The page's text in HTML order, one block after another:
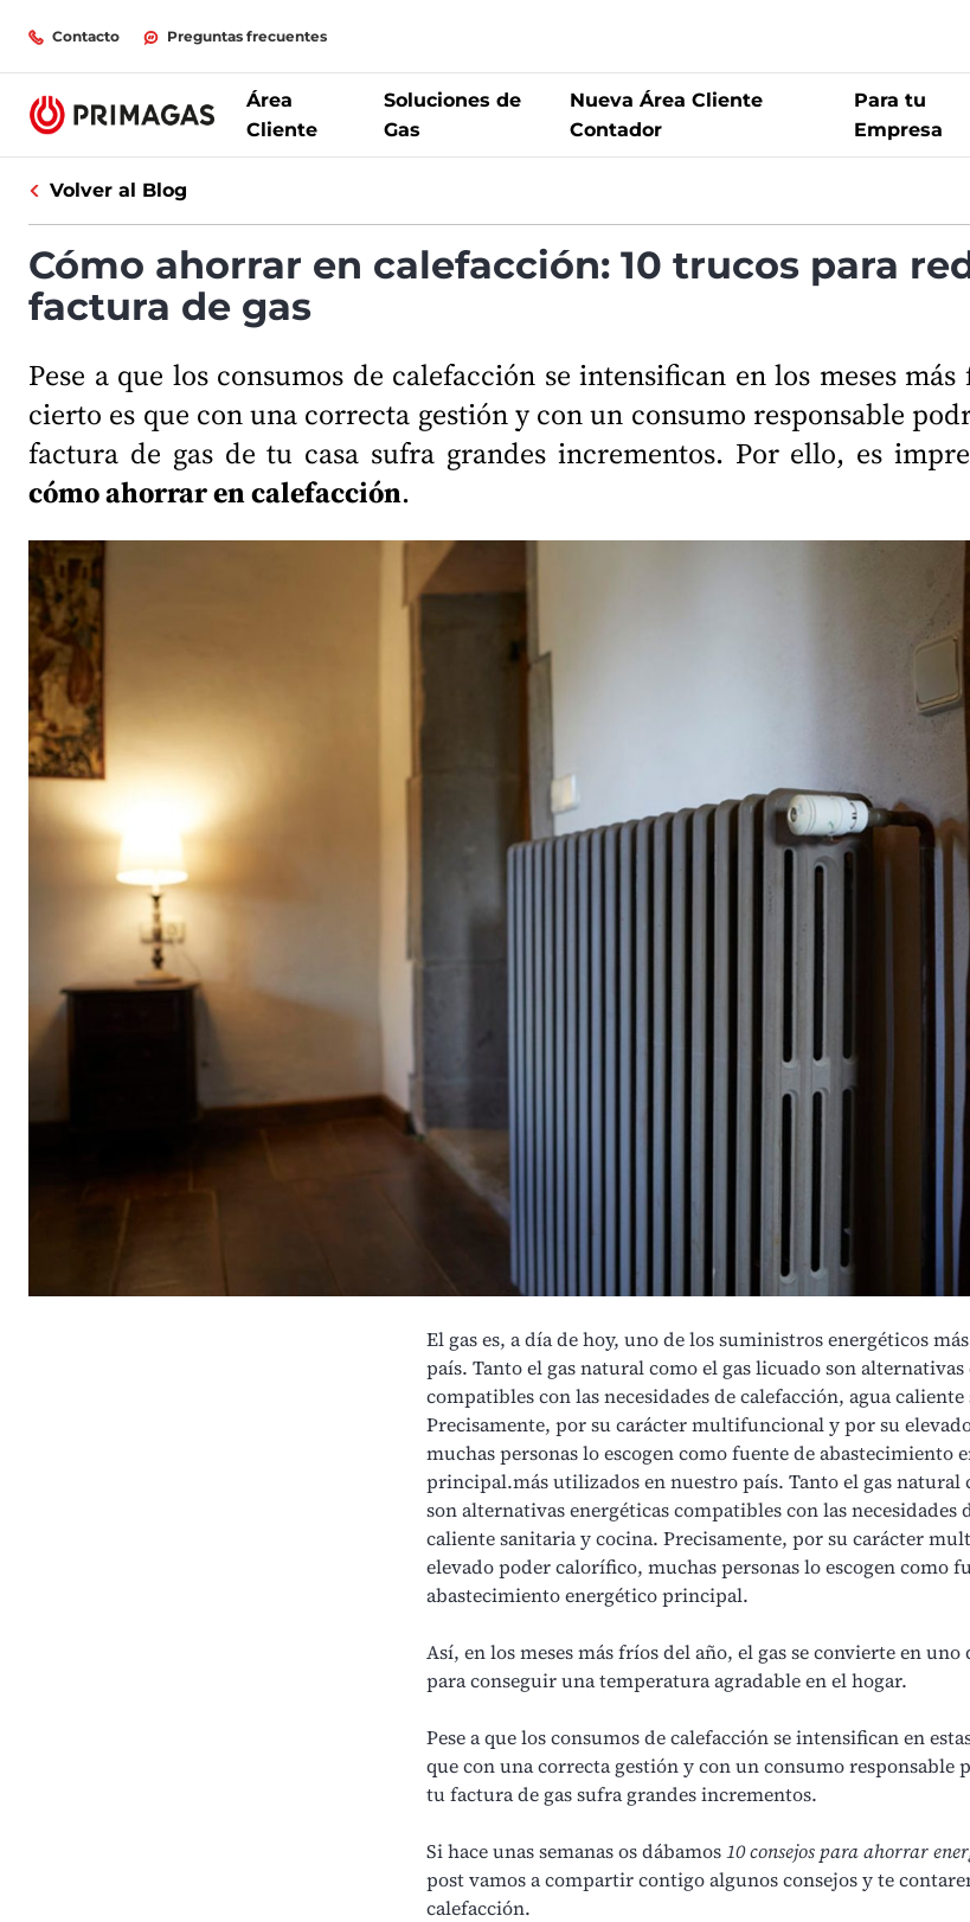
Contacto Preguntas frecuentes
Área
Cliente
Soluciones de
Gas
Nueva Área Cliente
Contador
Para tu
Empresa
Volver al Blog
Cómo ahorrar en calefacción: 10 trucos para
factura de gas
Pese a que los consumos de calefacción se intensifican en los meses
cierto es que con una correcta gestión y con un consumo responsable
factura de gas de tu casa sufra grandes incrementos. Por ello, es
cómo ahorrar en calefacción.
El gas es, a día de hoy, uno de lossuministros energéticos
país. Tanto el gas natural como el gas licuado son alternativas
compatibles con las necesidades de calefacción, agua
Precisamente, por su carácter multifuncional y por su
muchas personas lo escogen como fuente de abastecimiento
principal.más utilizados en nuestro país. Tanto el gas natural
son alternativas energéticas compatibles con las necesidades
caliente sanitaria y cocina. Precisamente, por su carácter
elevado poder calorífico, muchas personas lo escogen como
abastecimiento energético principal.
Así, en los meses más fríos del año, el gas se convierte en uno
para conseguir unatemperatura agradable en el hogar.
Pese a que losconsumos de calefacciónse intensifican en
que con una correcta gestión y con un consumo responsable
tufactura de gassufra grandes incrementos.
Si hace unas semanas os dábamos10 consejos para ahorrar
post vamos a compartir contigo algunos consejos y te
calefacción.